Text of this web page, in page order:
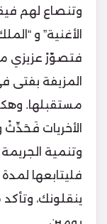
وتنصاع لهم
الأغنية” و
فتصوّرْ عزيزي
المزيفة بفتى
مستقبلها.
الأخريات
وتنمية الجريمة
فليتابعها
ينقلونك،